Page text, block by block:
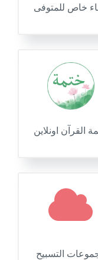
خاص للمتوفى
القرآن اونلاين
التسبيح